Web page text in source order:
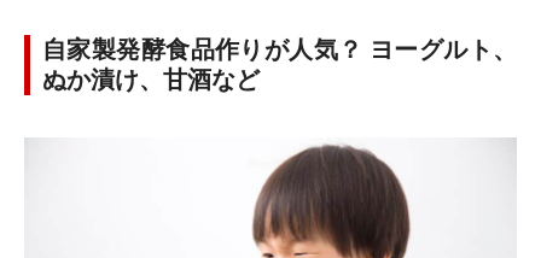
自家製発酵食品作りが人気？ ヨーグルト、
ぬか漬け、甘酒など